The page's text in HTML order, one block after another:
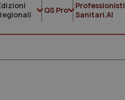
QS Pro
Professionisti
Sanitari.AI